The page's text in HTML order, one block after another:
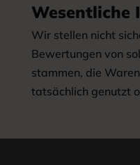
Wesentliche
Wir stellen nicht
Bewertungen von
stammen, die
tatsächlich genutzt